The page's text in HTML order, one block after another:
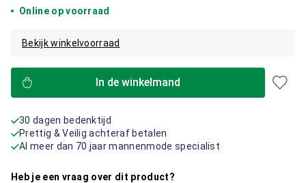
Online op voorraad
Bekijk winkelvoorraad
In de winkelmand
30 dagen bedenktijd
Prettig & Veilig achteraf betalen
Al meer dan 70 jaar mannenmode specialist
Heb je een vraag over dit product?